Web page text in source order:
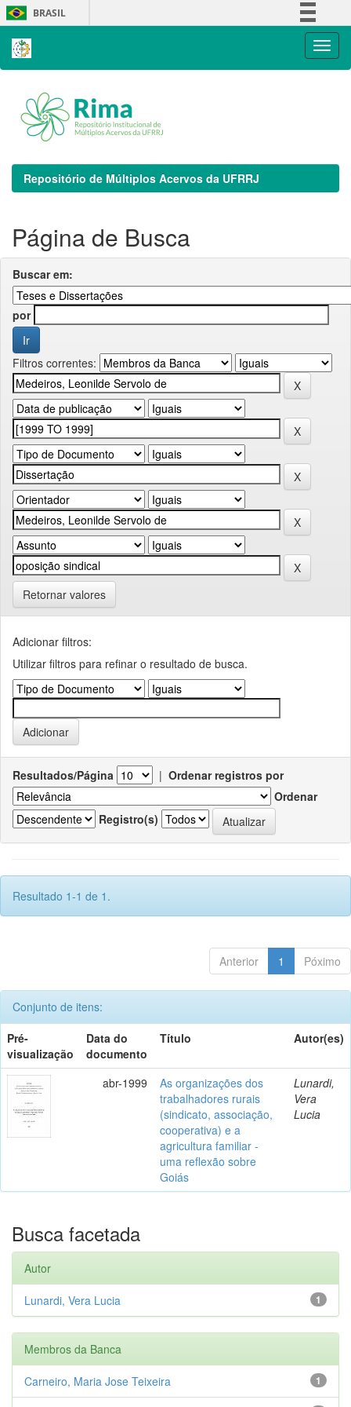
Skip
navigation
BRASIL
Repositório de Múltiplos Acervos da UFRRJ
Página de Busca
Buscar em:
por
Filtros correntes:
Retornar valores
Adicionar filtros:
Utilizar filtros para refinar o resultado de busca.
Resultados/Página | Ordenar registros por
Ordenar
Registro(s)
Resultado 1-1 de 1.
Anterior 1 Póximo
Conjunto de itens:
Pré-
visualização
Data do
documento
Título Autor(es)
abr-1999
As organizações dos
trabalhadores rurais
(sindicato, associação,
cooperativa) e a
agricultura familiar -
uma reflexão sobre
Goiás
Lunardi,
Vera
Lucia
Busca facetada
Autor
1
Lunardi, Vera Lucia
Membros da Banca
1
Carneiro, Maria Jose Teixeira